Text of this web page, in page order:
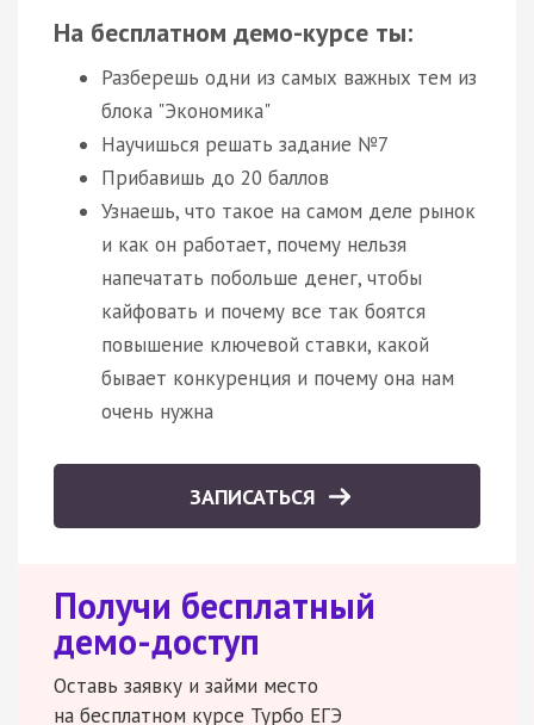
На бесплатном демо-курсе ты:
Разберешь одни из самых важных тем из
блока "Экономика"
Научишься решать задание №7
Прибавишь до 20 баллов
Узнаешь, что такое на самом деле рынок
и как он работает, почему нельзя
напечатать побольше денег, чтобы
кайфовать и почему все так боятся
повышение ключевой ставки, какой
бывает конкуренция и почему она нам
очень нужна
ЗАПИСАТЬСЯ
Получи бесплатный
демо-доступ
Оставь заявку и займи место
на бесплатном курсе Турбо ЕГЭ